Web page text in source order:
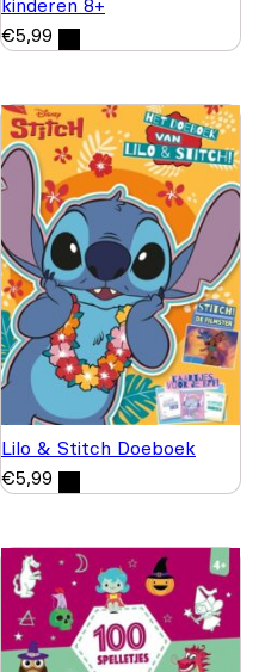
€5,99
Lilo & Stitch Doeboek
€5,99